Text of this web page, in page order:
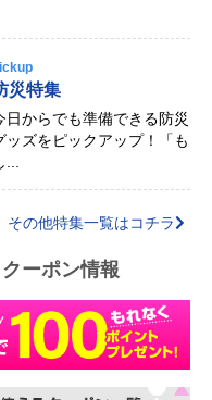
災特集
日からでも準備できる防災
ッズをピックアップ！「も
...
その他特集一覧はコチラ
ーポン情報